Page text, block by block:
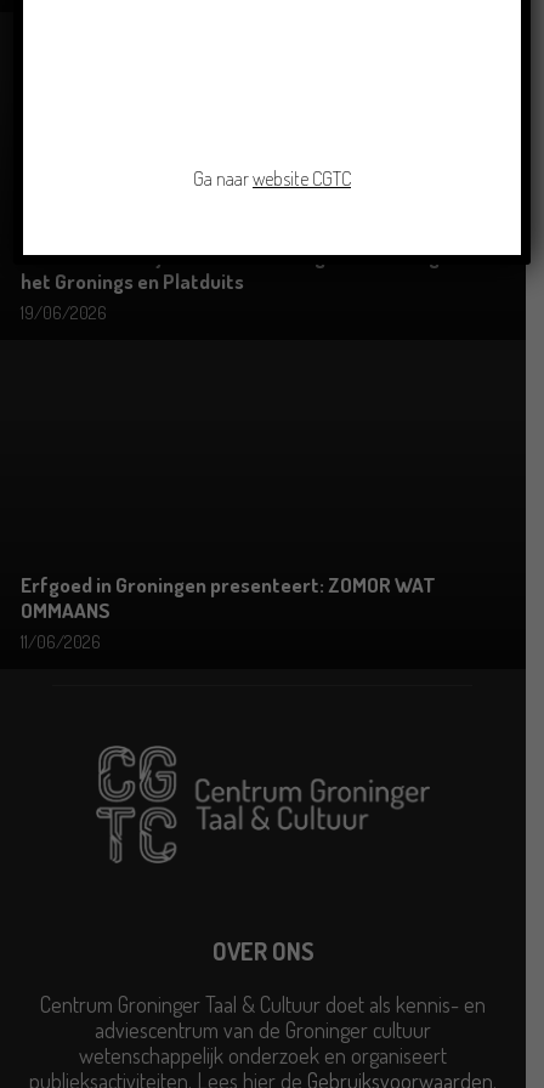
Grensoverschrijdende uitwisseling in Oldenburg rond
het Gronings en Platduits
19/06/2026
Erfgoed in Groningen presenteert: ZOMOR WAT
OMMAANS
11/06/2026
OVER ONS
Centrum Groninger Taal & Cultuur doet als kennis- en
adviescentrum van de Groninger cultuur
wetenschappelijk onderzoek en organiseert
publieksactiviteiten. Lees hier de Gebruiksvoorwaarden.
Ga naarwebsite CGTC